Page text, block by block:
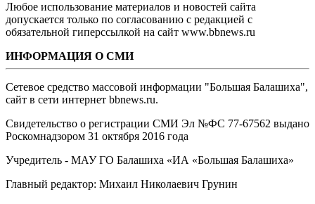
Любое использование материалов и новостей сайта
допускается только по согласованию с редакцией с
обязательной гиперссылкой на сайт www.bbnews.ru
ИНФОРМАЦИЯ О СМИ
Сетевое средство массовой информации "Большая Балашиха",
сайт в сети интернет bbnews.ru.
Свидетельство о регистрации СМИ Эл №ФС ‎77-67562 выдано
Роскомнадзором 31 октября 2016 года
Учредитель - МАУ ГО Балашиха «ИА «Большая Балашиха»
Главный редактор: Михаил Николаевич Грунин